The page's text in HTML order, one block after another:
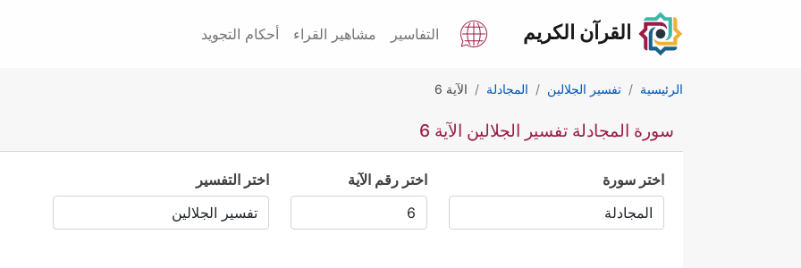
القرآن الكريم التفاسير مشاهير القراء أحكام التجويد
الرئيسية تفسير الجلالين المجادلة الآية 6
سورة المجادلة تفسير الجلالين الآية 6
اختر سورة اختر رقم الآية اختر التفسير